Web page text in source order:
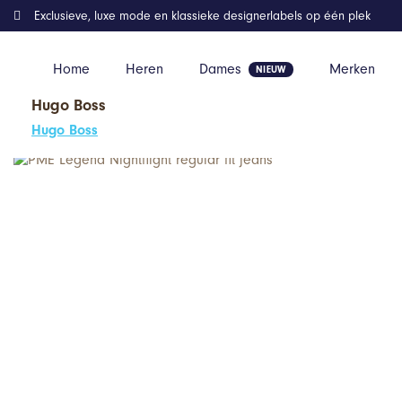
Home Heren Dames Merken
Exclusieve, luxe mode en klassieke designerlabels op één plek
Hugo Boss
Hugo Boss
Home Kleding